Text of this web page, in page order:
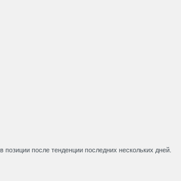
после тенденции последних нескольких дней.